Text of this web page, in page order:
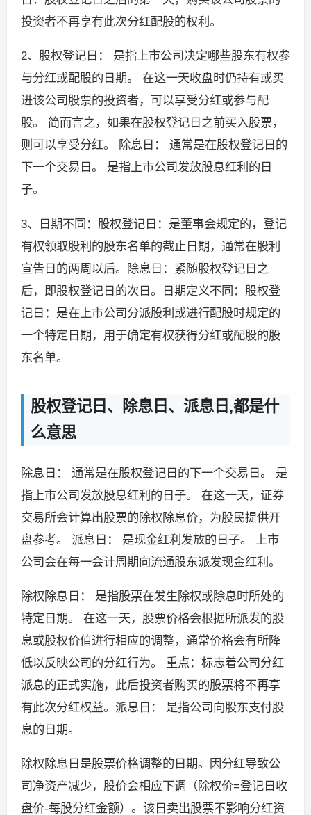
投资者不再享有此次分红配股的权利。
2、股权登记日： 是指上市公司决定哪些股东有权参
与分红或配股的日期。 在这一天收盘时仍持有或买
进该公司股票的投资者，可以享受分红或参与配
股。 简而言之，如果在股权登记日之前买入股票，
则可以享受分红。 除息日： 通常是在股权登记日的
下一个交易日。 是指上市公司发放股息红利的日
子。
3、日期不同：股权登记日：是董事会规定的，登记
有权领取股利的股东名单的截止日期，通常在股利
宣告日的两周以后。除息日：紧随股权登记日之
后，即股权登记日的次日。日期定义不同：股权登
记日：是在上市公司分派股利或进行配股时规定的
一个特定日期，用于确定有权获得分红或配股的股
东名单。
股权登记日、除息日、派息日,都是什
么意思
除息日： 通常是在股权登记日的下一个交易日。 是
指上市公司发放股息红利的日子。 在这一天，证券
交易所会计算出股票的除权除息价，为股民提供开
盘参考。 派息日： 是现金红利发放的日子。 上市
公司会在每一会计周期向流通股东派发现金红利。
除权除息日： 是指股票在发生除权或除息时所处的
特定日期。 在这一天，股票价格会根据所派发的股
息或股权价值进行相应的调整，通常价格会有所降
低以反映公司的分红行为。 重点：标志着公司分红
派息的正式实施，此后投资者购买的股票将不再享
有此次分红权益。派息日： 是指公司向股东支付股
息的日期。
除权除息日是股票价格调整的日期。因分红导致公
司净资产减少，股价会相应下调（除权价=登记日收
盘价-每股分红金额）。该日卖出股票不影响分红资